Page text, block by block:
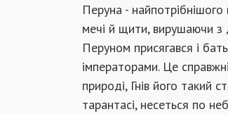
Перуна -
мечі й щити, вирушаючи з
Перуном присягався і
імператорами. Це
природі, Гнів його такий
тарантасі, несеть­ся по